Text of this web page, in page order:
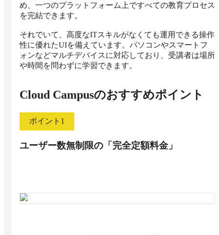
め、一つのプラットフォーム上ですべての教育プロセス
を完結できます。
それでいて、高度なITスキルがなくても運用できる操作
性に優れたUIを備えています。パソコンやスマートフ
ォンなどマルチデバイスに対応しており、受講者は場所
や時間を問わずに学習できます。
Cloud Campusのおすすめポイント
ポイント 1
ユーザー数無制限の「完全定額料金」